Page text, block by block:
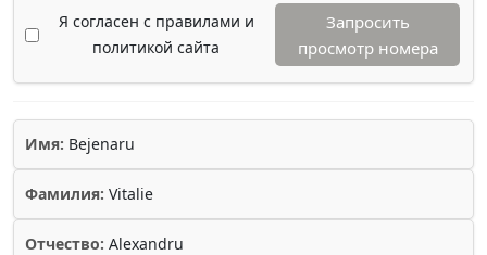
Я согласен с правилами и
политикой сайта
Запросить
просмотр номера
Имя: Bejenaru
Фамилия: Vitalie
Отчество: Alexandru